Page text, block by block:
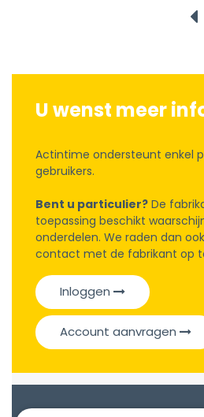
U wenst meer
Actintime ondersteunt enkel
gebruikers.
Bent u particulier? De
toepassing beschikt
onderdelen. We raden dan
contact met de fabrikant op
Inloggen
Account aanvragen